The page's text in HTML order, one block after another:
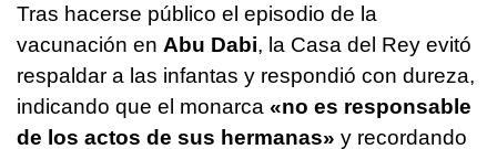
Tras hacerse público el episodio de la
vacunación en Abu Dabi, la Casa del Rey evitó
respaldar a las infantas y respondió con dureza,
indicando que el monarca «no es responsable
de los actos de sus hermanas» y recordando